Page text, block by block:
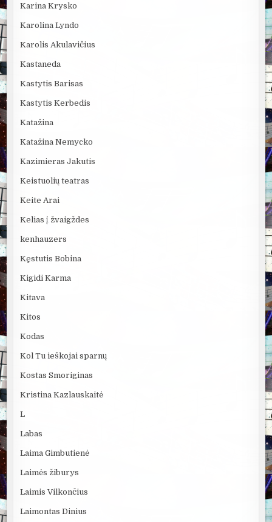
Karina Krysko
Karolina Lyndo
Karolis Akulavičius
Kastaneda
Kastytis Barisas
Kastytis Kerbedis
Katažina
Katažina Nemycko
Kazimieras Jakutis
Keistuolių teatras
Keite Arai
Kelias į žvaigždes
kenhauzers
Kęstutis Bobina
Kigidi Karma
Kitava
Kitos
Kodas
Kol Tu ieškojai sparnų
Kostas Smoriginas
Kristina Kazlauskaitė
L
Labas
Laima Gimbutienė
Laimės žiburys
Laimis Vilkončius
Laimontas Dinius